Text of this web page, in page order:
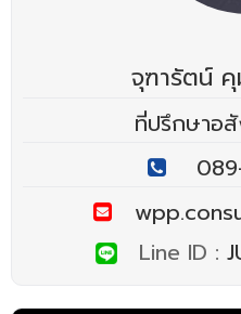
จุฑารัตน์
ที่ปรึกษาอ
Line ID :